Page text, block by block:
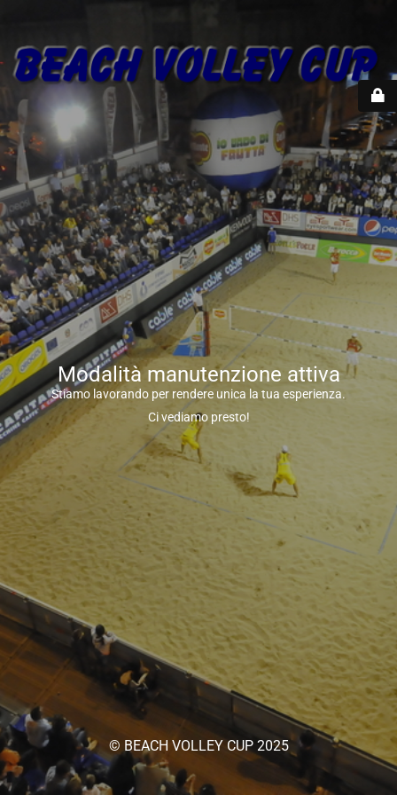
Modalità manutenzione attiva
Stiamo lavorando per rendere unica la tua esperienza.
Ci vediamo presto!
© BEACH VOLLEY CUP 2025